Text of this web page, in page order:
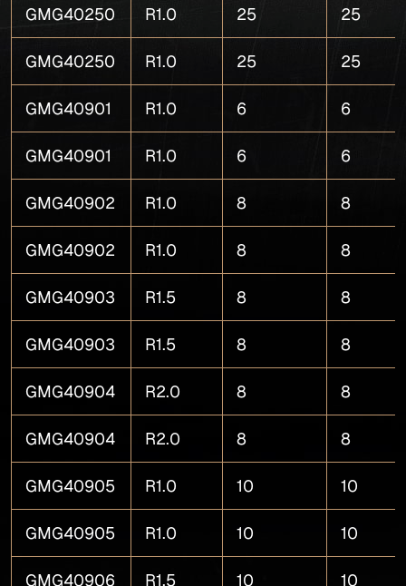
GMG40250 R1.0 25 25
GMG40250 R1.0 25 25
GMG40901 R1.0 6 6
GMG40901 R1.0 6 6
GMG40902 R1.0 8 8
GMG40902 R1.0 8 8
GMG40903 R1.5 8 8
GMG40903 R1.5 8 8
GMG40904 R2.0 8 8
GMG40904 R2.0 8 8
GMG40905 R1.0 10 10
GMG40905 R1.0 10 10
GMG40906 R1.5 10 10